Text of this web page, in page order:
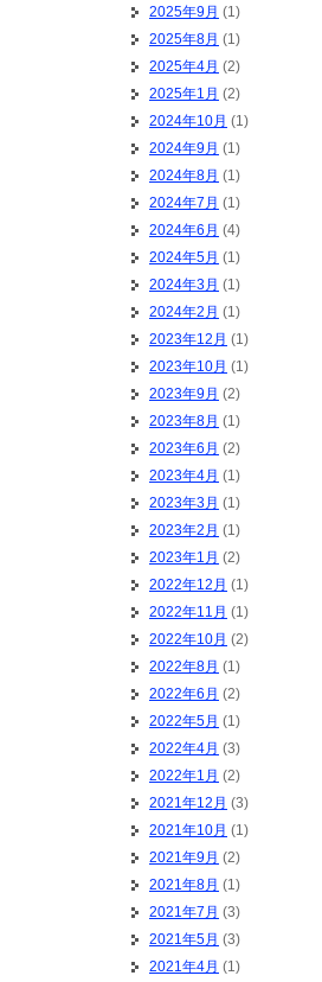
2025年9月 (1)
2025年8月 (1)
2025年4月 (2)
2025年1月 (2)
2024年10月 (1)
2024年9月 (1)
2024年8月 (1)
2024年7月 (1)
2024年6月 (4)
2024年5月 (1)
2024年3月 (1)
2024年2月 (1)
2023年12月 (1)
2023年10月 (1)
2023年9月 (2)
2023年8月 (1)
2023年6月 (2)
2023年4月 (1)
2023年3月 (1)
2023年2月 (1)
2023年1月 (2)
2022年12月 (1)
2022年11月 (1)
2022年10月 (2)
2022年8月 (1)
2022年6月 (2)
2022年5月 (1)
2022年4月 (3)
2022年1月 (2)
2021年12月 (3)
2021年10月 (1)
2021年9月 (2)
2021年8月 (1)
2021年7月 (3)
2021年5月 (3)
2021年4月 (1)